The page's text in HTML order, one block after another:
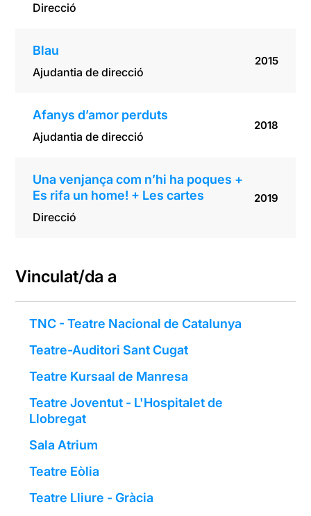
Direcció
Blau
Ajudantia de direcció
2015
Afanys d’amor perduts
Ajudantia de direcció
2018
Una venjança com n’hi ha poques +
Es rifa un home! + Les cartes
Direcció
2019
Vinculat/da a
TNC - Teatre Nacional de Catalunya
Teatre-Auditori Sant Cugat
Teatre Kursaal de Manresa
Teatre Joventut - L'Hospitalet de
Llobregat
Sala Atrium
Teatre Eòlia
Teatre Lliure - Gràcia